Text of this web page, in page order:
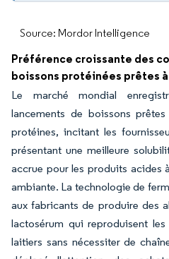
Source: Mordor Intelligence
Préférence croissante des
boissons protéinées prêtes
Le marché mondial
lancements de boissons
protéines, incitant les
présentant une meilleure
accrue pour les produits acides
ambiante. La technologie de
aux fabricants de produire des
lactosérum qui reproduisent
laitiers sans nécessiter de